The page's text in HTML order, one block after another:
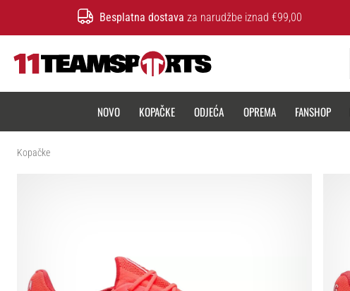
Besplatna dostava za narudžbe iznad €99,00
NOVO KOPAČKE ODJEĆA OPREMA FANSHOP
Kopačke